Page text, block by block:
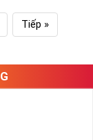
Tiếp »